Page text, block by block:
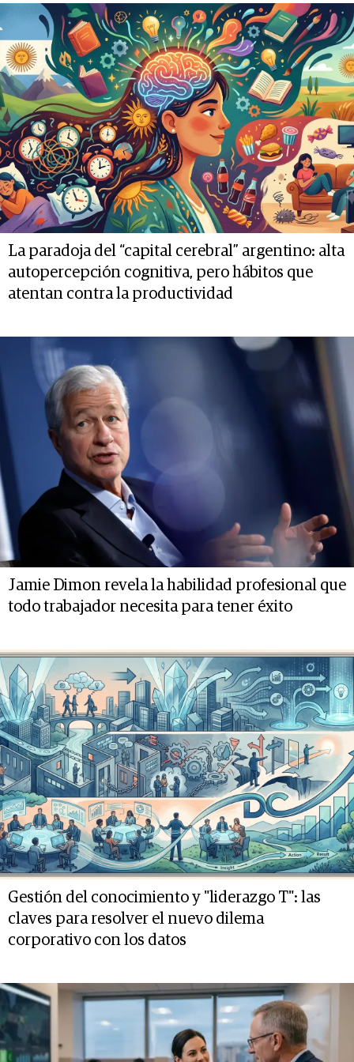
La paradoja del “capital cerebral” argentino: alta
autopercepción cognitiva, pero hábitos que
atentan contra la productividad
Jamie Dimon revela la habilidad profesional que
todo trabajador necesita para tener éxito
Gestión del conocimiento y "liderazgo T": las
claves para resolver el nuevo dilema
corporativo con los datos